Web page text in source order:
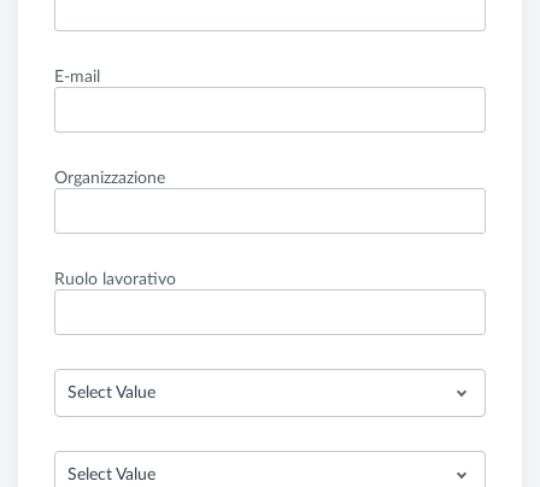
E-mail
Organizzazione
Ruolo lavorativo
Select Value
Select Value